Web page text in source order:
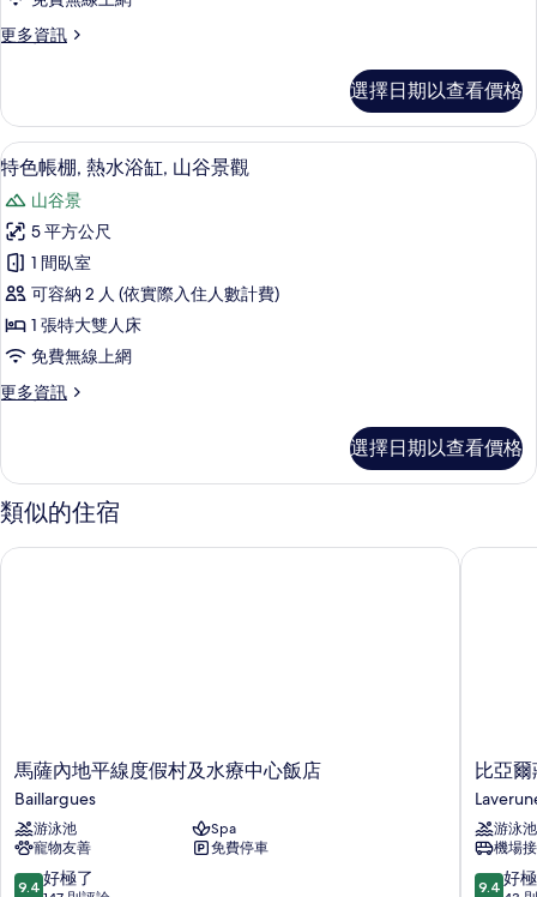
水
浴
山
谷
景
觀
的
所
有
相
片
更多資訊
更
帳
棚,
熱
浴
缸,
山
谷
景
觀
的
詳
選擇日期以查看價格
顯
示
特
色
帳
棚,
熱
水
浴
山
谷
景
觀
特色帳棚, 熱水浴缸, 山谷景觀 | 1 間
30
特色帳棚, 熱水浴缸, 山谷景觀
山谷景
5 平方公尺
1 間臥室
可容納 2 人 (依實際入住人數計費)
1 張特大雙人床
免費無線上網
更多資訊
更
帳
棚,
熱
浴
選擇日期以查看價格
類似的住宿
馬
薩
內
地
平
線
馬薩內地平線度假村及水療中心飯店
Baillargues
游泳池
Spa
寵物友善
免費停車
9.4
9.4 好極了
馬薩內地平線度假村及水療中心飯店
比
亞
爾
莊
園
飯
比亞
游泳池
機場
9.4
9.4 好
比亞爾